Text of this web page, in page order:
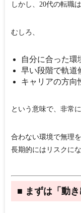
しかし、20代の転職
むしろ、
自分に合った環
早い段階で軌道
キャリアの方向
という意味で、非常
合わない環境で無理
長期的にはリスクに
■ まずは「動